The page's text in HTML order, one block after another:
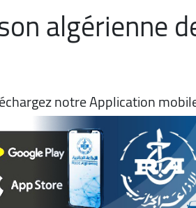
algérienne
notre Application